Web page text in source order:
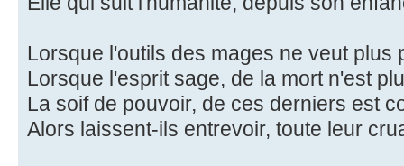
Lorsque l'outils des mages ne veut plus
Lorsque l'esprit sage, de la mort n'est
La soif de pouvoir, de ces derniers est
Alors laissent-ils entrevoir, toute leur